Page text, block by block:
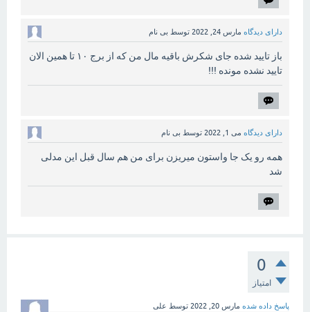
دارای دیدگاه مارس 24, 2022 توسط بی نام
باز تایید شده جای شکرش باقیه مال من که از برج ۱۰ تا همین الان
تایید نشده مونده !!!
دارای دیدگاه می 1, 2022 توسط بی نام
همه رو یک جا واستون میریزن برای من هم سال قبل این مدلی
شد
0
امتیاز
پاسخ داده شده مارس 20, 2022 توسط علی